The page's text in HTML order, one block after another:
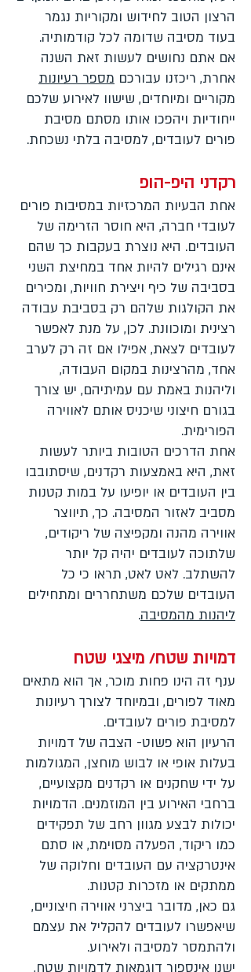
הרצון הטוב לחידוש ומקוריות נגמר
בעוד מסיבה שדומה לכל קודמותיה.
אם אתם נחושים לעשות זאת השנה
אחרת, ריכזנו עבורכם מספר רעיונות
מקוריים ומיוחדים, שישוו לאירוע שלכם
ייחודיות ויהפכו אותו מסתם מסיבת
פורים לעובדים, למסיבה בלתי נשכחת.
רקדני היפ-הופ
אחת הבעיות המרכזיות במסיבות פורים
לעובדי חברה, היא חוסר הזרימה של
העובדים. היא נוצרת בעקבות כך שהם
אינם רגילים להיות אחד במחיצת השני
בסביבה של כיף ויצירת חוויות, ומכירים
את הקולגות שלהם רק בסביבת עבודה
רצינית ומוכוונת. לכן, על מנת לאפשר
לעובדים לצאת, אפילו אם זה רק לערב
אחד, מהרצינות במקום העבודה,
וליהנות באמת עם עמיתיהם, יש צורך
בגורם חיצוני שיכניס אותם לאווירה
הפורימית.
אחת הדרכים הטובות ביותר לעשות
זאת, היא באמצעות רקדנים, שיסתובבו
בין העובדים או יופיעו על במות קטנות
מסביב לאזור המסיבה. כך, תיווצר
אווירה מהנה ומקפיצה של ריקודים,
שלתוכה לעובדים יהיה קל יותר
להשתלב. לאט לאט, תראו כי כל
העובדים שלכם משתחררים ומתחילים
ליהנות מהמסיבה.
דמויות שטח/ מיצגי שטח
ענף זה הינו פחות מוכר, אך הוא מתאים
מאוד לפורים, ובמיוחד לצורך רעיונות
למסיבת פורים לעובדים.
הרעיון הוא פשוט- הצבה של דמויות
בעלות אופי או לבוש מוחצן, המגולמות
על ידי שחקנים או רקדנים מקצועיים,
ברחבי האירוע בין המוזמנים. הדמויות
יכולות לבצע מגוון רחב של תפקידים
כמו ריקוד, הפעלה מסוימת, או סתם
אינטרקציה עם העובדים וחלוקה של
ממתקים או מזכרות קטנות.
גם כאן, מדובר ביצרני אווירה חיצוניים,
שיאפשרו לעובדים להקליל את עצמם
ולהתמסר למסיבה ולאירוע.
ישנן אינספור דוגמאות לדמויות שטח,